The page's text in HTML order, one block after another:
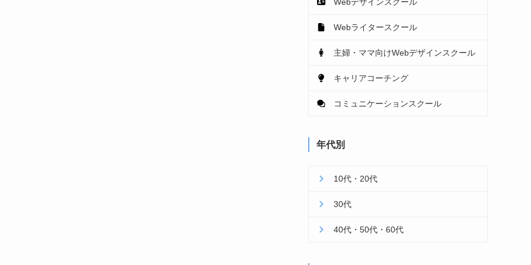
Webライタースクール
主婦・ママ向けWebデザインスクール
キャリアコーチング
コミュニケーションスクール
年代別
10代・20代
30代
40代・50代・60代